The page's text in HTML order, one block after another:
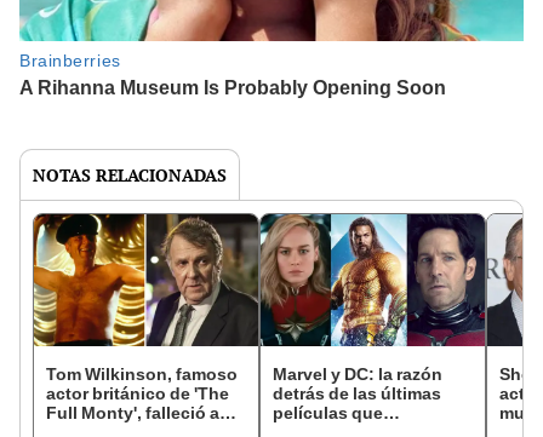
NOTAS RELACIONADAS
Tom Wilkinson, famoso
actor británico de 'The
Full Monty', falleció a
Marvel y DC: la razón
detrás de las últimas
películas que